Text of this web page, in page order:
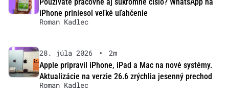
iPhone priniesol veľké uľahčenie
Roman Kadlec
28. júla 2026 •
2m
Apple pripravil iPhone, iPad a Mac na nové systémy.
Aktualizácie na verzie 26.6 zrýchlia jesenný prechod
Roman Kadlec